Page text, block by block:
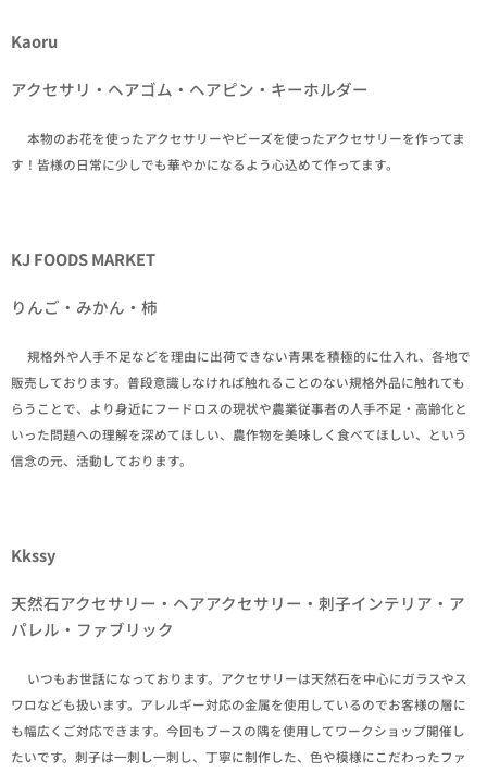
Kaoru
アクセサリ・ヘアゴム・ヘアピン・キーホルダー
✒本物のお花を使ったアクセサリーやビーズを使ったアクセサリーを作ってま
す！皆様の日常に少しでも華やかになるよう心込めて作ってます。
KJ FOODS MARKET
りんご・みかん・柿
✒規格外や人手不足などを理由に出荷できない青果を積極的に仕入れ、各地で
販売しております。普段意識しなければ触れることのない規格外品に触れても
らうことで、より身近にフードロスの現状や農業従事者の人手不足・高齢化と
いった問題への理解を深めてほしい、農作物を美味しく食べてほしい、という
信念の元、活動しております。
Kkssy
天然石アクセサリー・ヘアアクセサリー・刺子インテリア・ア
パレル・ファブリック
✒いつもお世話になっております。アクセサリーは天然石を中心にガラスやス
ワロなども扱います。アレルギー対応の金属を使用しているのでお客様の層に
も幅広くご対応できます。今回もブースの隅を使用してワークショップ開催し
たいです。刺子は一刺し一刺し、丁寧に制作した、色や模様にこだわったファ